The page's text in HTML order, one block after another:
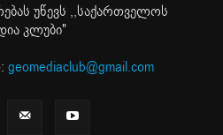
უწევს ,,საქართველოს
კლუბი"
geomediaclub@gmail.com